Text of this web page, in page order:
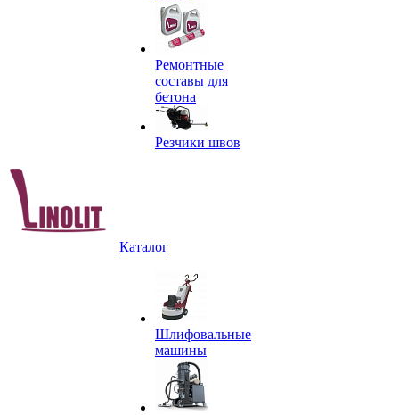
Ремонтные
составы для
бетона
Резчики швов
Каталог
Шлифовальные
машины